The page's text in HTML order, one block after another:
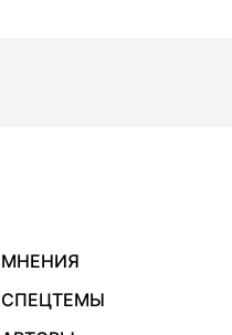
МНЕНИЯ
СПЕЦТЕМЫ